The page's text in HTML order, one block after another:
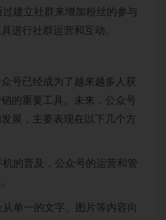
建立社群来增加粉丝的参与
进行社群运营和互动。
号已经成为了越来越多人获
的重要工具。未来，公众号
展，主要表现在以下几个方
的普及，公众号的运营和管
单一的文字、图片等内容向